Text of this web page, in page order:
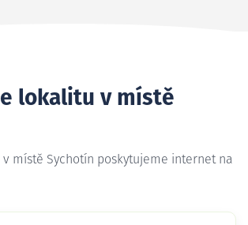
lokalitu v místě
v místě Sychotín poskytujeme internet na